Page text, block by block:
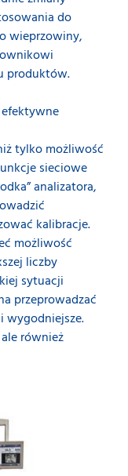
do
wieprzowiny,
produktów.
tylko możliwość
sieciowe
analizatora,
kalibracje.
możliwość
liczby
sytuacji
przeprowadzać
wygodniejsze.
również